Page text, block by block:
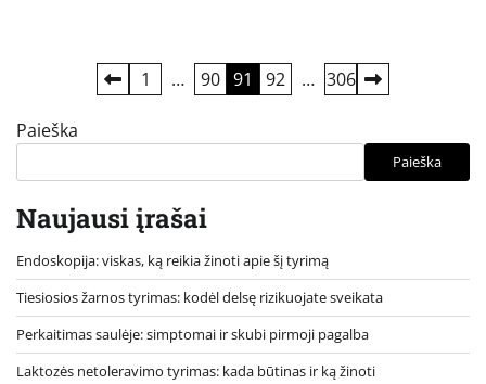
puslapiavimas
1 … 90 91 92 … 306
Paieška
Paieška
Naujausi įrašai
Endoskopija: viskas, ką reikia žinoti apie šį tyrimą
Tiesiosios žarnos tyrimas: kodėl delsę rizikuojate sveikata
Perkaitimas saulėje: simptomai ir skubi pirmoji pagalba
Laktozės netoleravimo tyrimas: kada būtinas ir ką žinoti